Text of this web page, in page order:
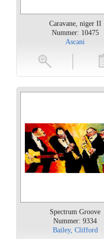
Caravane, niger II
Nummer: 10475
Ascani
toevoegen
Spectrum Groove
Nummer: 9334
Bailey, Clifford